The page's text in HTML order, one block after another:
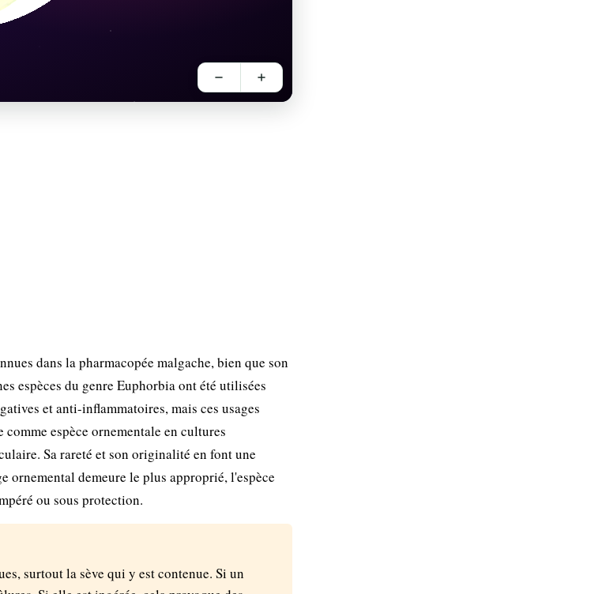
dans la pharmacopée malgache, bien que son
espèces du genre Euphorbia ont été utilisées
et anti-inflammatoires, mais ces usages
espèce ornementale en cultures
Sa rareté et son originalité en font une
ornemental demeure le plus approprié, l'espèce
ou sous protection.
surtout la sève qui y est contenue. Si un